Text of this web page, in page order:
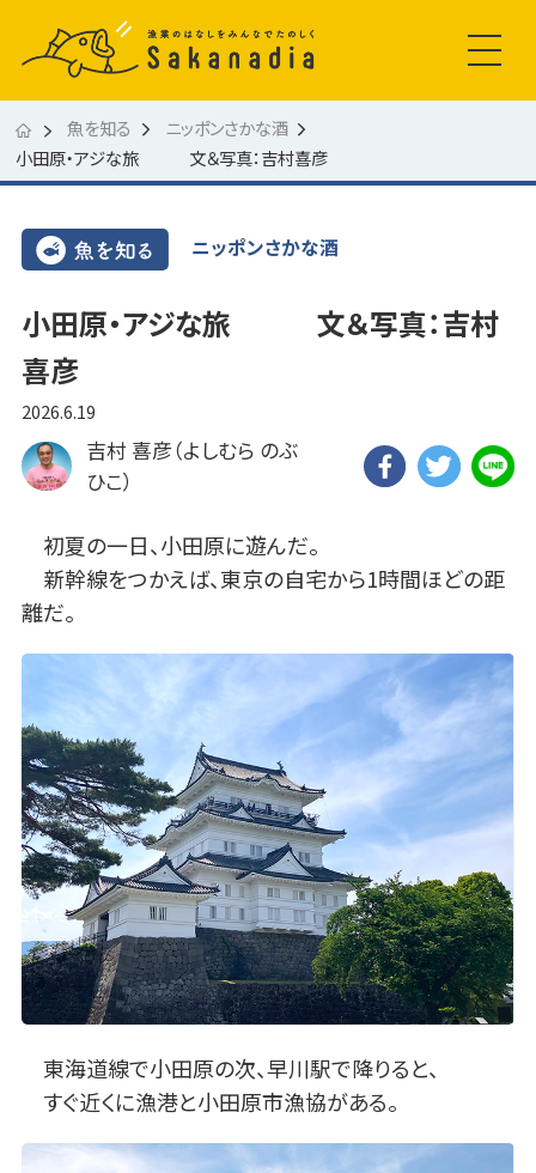
魚を知る
ニッポンさかな酒
小田原・アジな旅 文＆写真：吉村喜彦
ニッポンさかな酒
小田原・アジな旅 文＆写真：吉村
喜彦
2026.6.19
吉村 喜彦（よしむら のぶ
ひこ）
初夏の一日、小田原に遊んだ。
新幹線をつかえば、東京の自宅から1時間ほどの距
離だ。
東海道線で小田原の次、早川駅で降りると、
すぐ近くに漁港と小田原市漁協がある。